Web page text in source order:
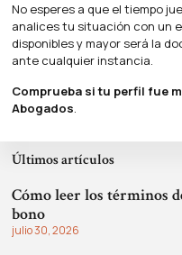
Últimos artículos
Cómo leer los términos
bono
julio 30, 2026
No esperes a que el tiempo
analices tu situación con un
disponibles y mayor será la
ante cualquier instancia.
Comprueba si tu perfil fue
Abogados